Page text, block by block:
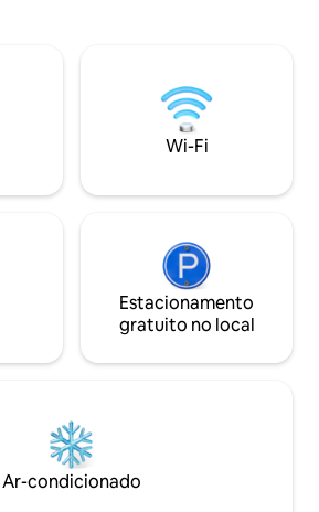
seu cão
parque
Wi-Fi
Estacionamento
gratuito no local
Ar-condicionado